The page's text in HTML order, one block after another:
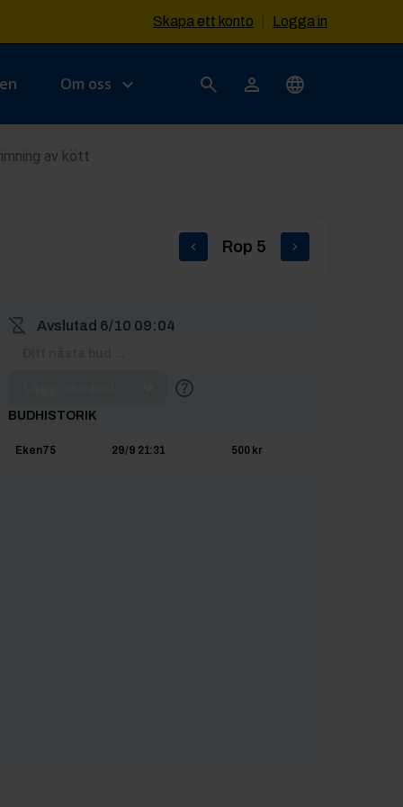
Skapa ett konto Logga in
Om oss
av kött
Rop 5
Avslutad 6/10 09:04
BUDHISTORIK
Eken75 29/9 21:31 500 kr